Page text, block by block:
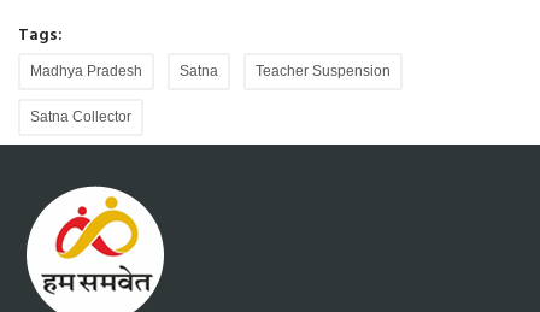
Tags:
Madhya Pradesh Satna Teacher Suspension
Satna Collector